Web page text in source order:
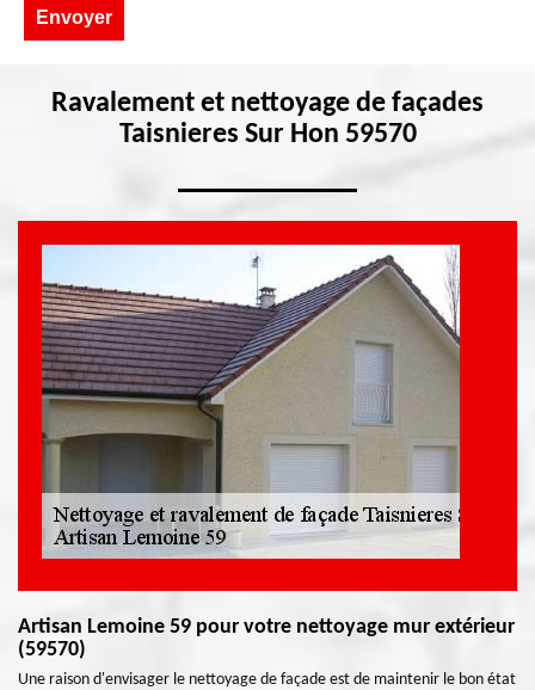
Ravalement et nettoyage de façades
Taisnieres Sur Hon 59570
Artisan Lemoine 59 pour votre nettoyage mur extérieur
(59570)
Une raison d'envisager le nettoyage de façade est de maintenir le bon état